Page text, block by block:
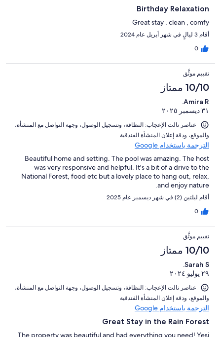
Birthday Relaxation
Great stay , clean , comfy
أقام 3 ليالٍ في شهر أبريل عام 2024
0
تقييم موثَّق
10/10 ممتاز
Amira R.
٣١ ديسمبر ٢٠٢٥
عناصر نالت الإعجاب: ⁦النظافة⁩، و⁦تسجيل الوصول⁩، و⁦جهة التواصل مع المنشأة⁩،
و⁦الموقع⁩، و⁦دقة إعلان المنشأة الفندقية⁩
الترجمة باستخدام Google
Beautiful home and setting. The pool was amazing. The host
was very responsive and helpful. It's a bit of a drive to the
National Forest, food etc but a lovely place to hang out, relax,
and enjoy nature.
أقام ليلتين (2) في شهر ديسمبر عام 2025
0
تقييم موثَّق
10/10 ممتاز
Sarah S.
٢٩ يوليو ٢٠٢٤
عناصر نالت الإعجاب: ⁦النظافة⁩، و⁦تسجيل الوصول⁩، و⁦جهة التواصل مع المنشأة⁩،
و⁦الموقع⁩، و⁦دقة إعلان المنشأة الفندقية⁩
الترجمة باستخدام Google
Great Stay in the Rain Forest
The property was beautiful and had everything you need! Yesi